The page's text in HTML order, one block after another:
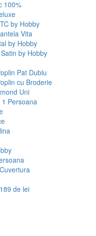
100%
by Hobby
Vita
by Hobby
by Hobby
Pat Dublu
cu Broderie
Uni
Persoana
de lei